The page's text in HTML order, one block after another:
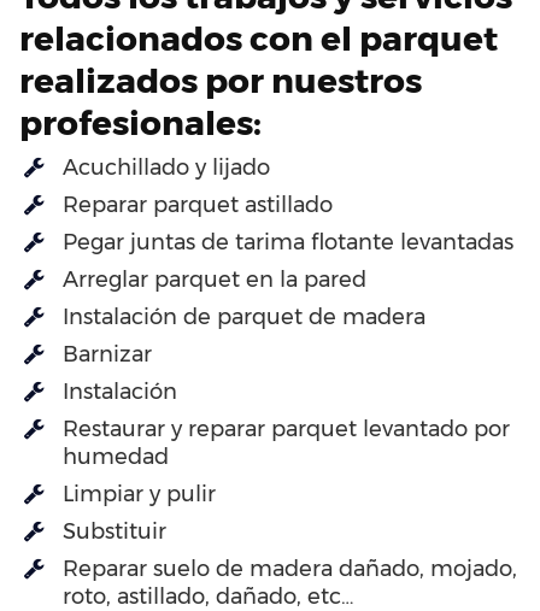
relacionados con el parquet
realizados por nuestros
profesionales:
Acuchillado y lijado
Reparar parquet astillado
Pegar juntas de tarima flotante levantadas
Arreglar parquet en la pared
Instalación de parquet de madera
Barnizar
Instalación
Restaurar y reparar parquet levantado por
humedad
Limpiar y pulir
Substituir
Reparar suelo de madera dañado, mojado,
roto, astillado, dañado, etc…